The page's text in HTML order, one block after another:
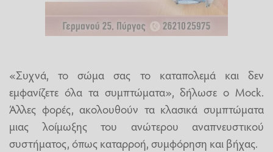
«Συχνά, το σώμα σας το καταπολεμά και δεν
εμφανίζετε όλα τα συμπτώματα», δήλωσε ο Mock.
Άλλες φορές, ακολουθούν τα κλασικά συμπτώματα
μιας λοίμωξης του ανώτερου αναπνευστικού
συστήματος, όπως καταρροή, συμφόρηση και βήχας.